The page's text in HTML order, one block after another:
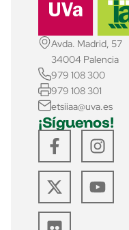
Avda. Madrid, 57
34004 Palencia
979 108 300
979 108 301
etsiiaa@uva.es
¡Síguenos!